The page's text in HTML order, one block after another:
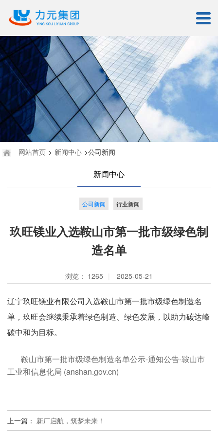
网站首页 > 新闻中心 >公司新闻
新闻中心
公司新闻 行业新闻
玖旺镁业入选鞍山市第一批市级绿色制
造名单
浏览： 1265 2025-05-21
辽宁玖旺镁业有限公司入选鞍山市第一批市级绿色制造名
单，玖旺会继续秉承着绿色制造、绿色发展，以助力碳达峰
碳中和为目标。
鞍山市第一批市级绿色制造名单公示-通知公告-鞍山市
工业和信息化局 (anshan.gov.cn)
上一篇： 新厂启航，筑梦未来！